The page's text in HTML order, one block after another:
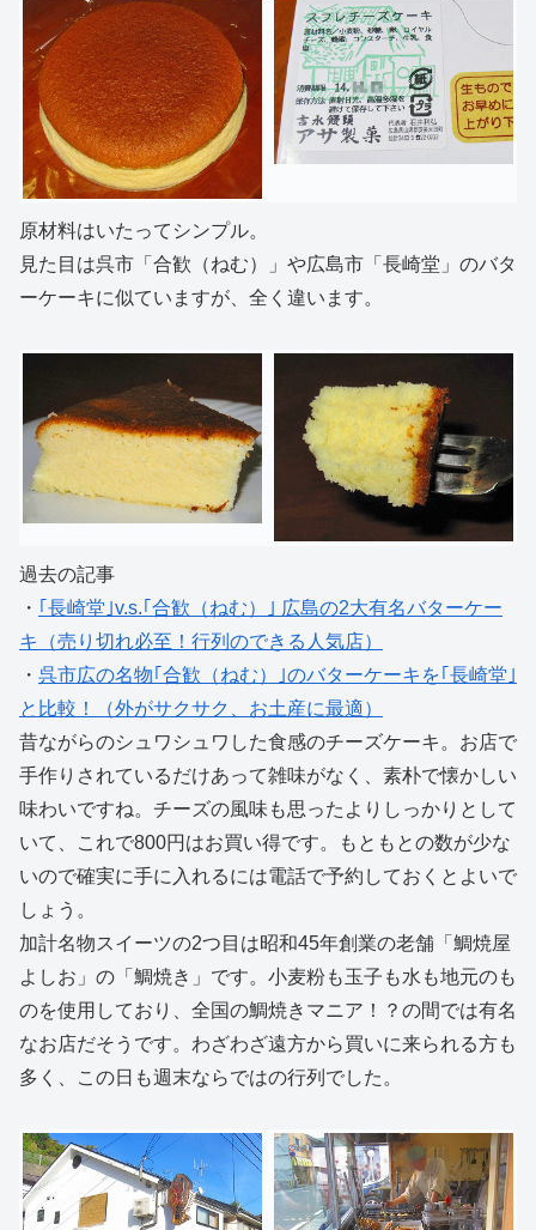
原材料はいたってシンプル。
見た目は呉市「合歓（ねむ）」や広島市「長崎堂」のバタ
ーケーキに似ていますが、全く違います。
過去の記事
・ ｢長崎堂｣v.s.｢合歓（ねむ）｣ 広島の2大有名バターケー
キ（売り切れ必至！行列のできる人気店）
・ 呉市広の名物｢合歓（ねむ）｣のバターケーキを｢長崎堂｣
と比較！（外がサクサク、お土産に最適）
昔ながらのシュワシュワした食感のチーズケーキ。お店で
手作りされているだけあって雑味がなく、素朴で懐かしい
味わいですね。チーズの風味も思ったよりしっかりとして
いて、これで800円はお買い得です。もともとの数が少な
いので確実に手に入れるには電話で予約しておくとよいで
しょう。
加計名物スイーツの2つ目は昭和45年創業の老舗「鯛焼屋
よしお」の「鯛焼き」です。小麦粉も玉子も水も地元のも
のを使用しており、全国の鯛焼きマニア！？の間では有名
なお店だそうです。わざわざ遠方から買いに来られる方も
多く、この日も週末ならではの行列でした。